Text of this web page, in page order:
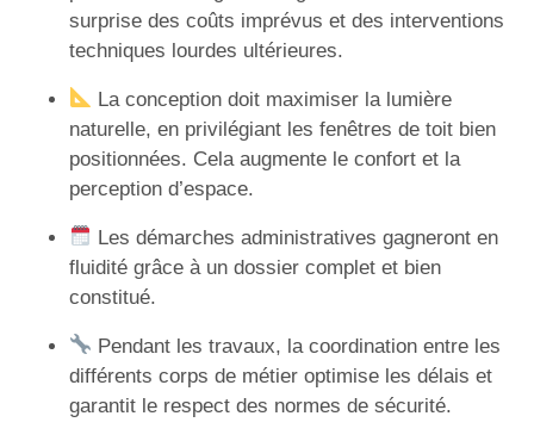
surprise des coûts imprévus et des interventions
techniques lourdes ultérieures.
La conception doit maximiser la lumière
naturelle, en privilégiant les fenêtres de toit bien
positionnées. Cela augmente le confort et la
perception d’espace.
Les démarches administratives gagneront en
fluidité grâce à un dossier complet et bien
constitué.
Pendant les travaux, la coordination entre les
différents corps de métier optimise les délais et
garantit le respect des normes de sécurité.